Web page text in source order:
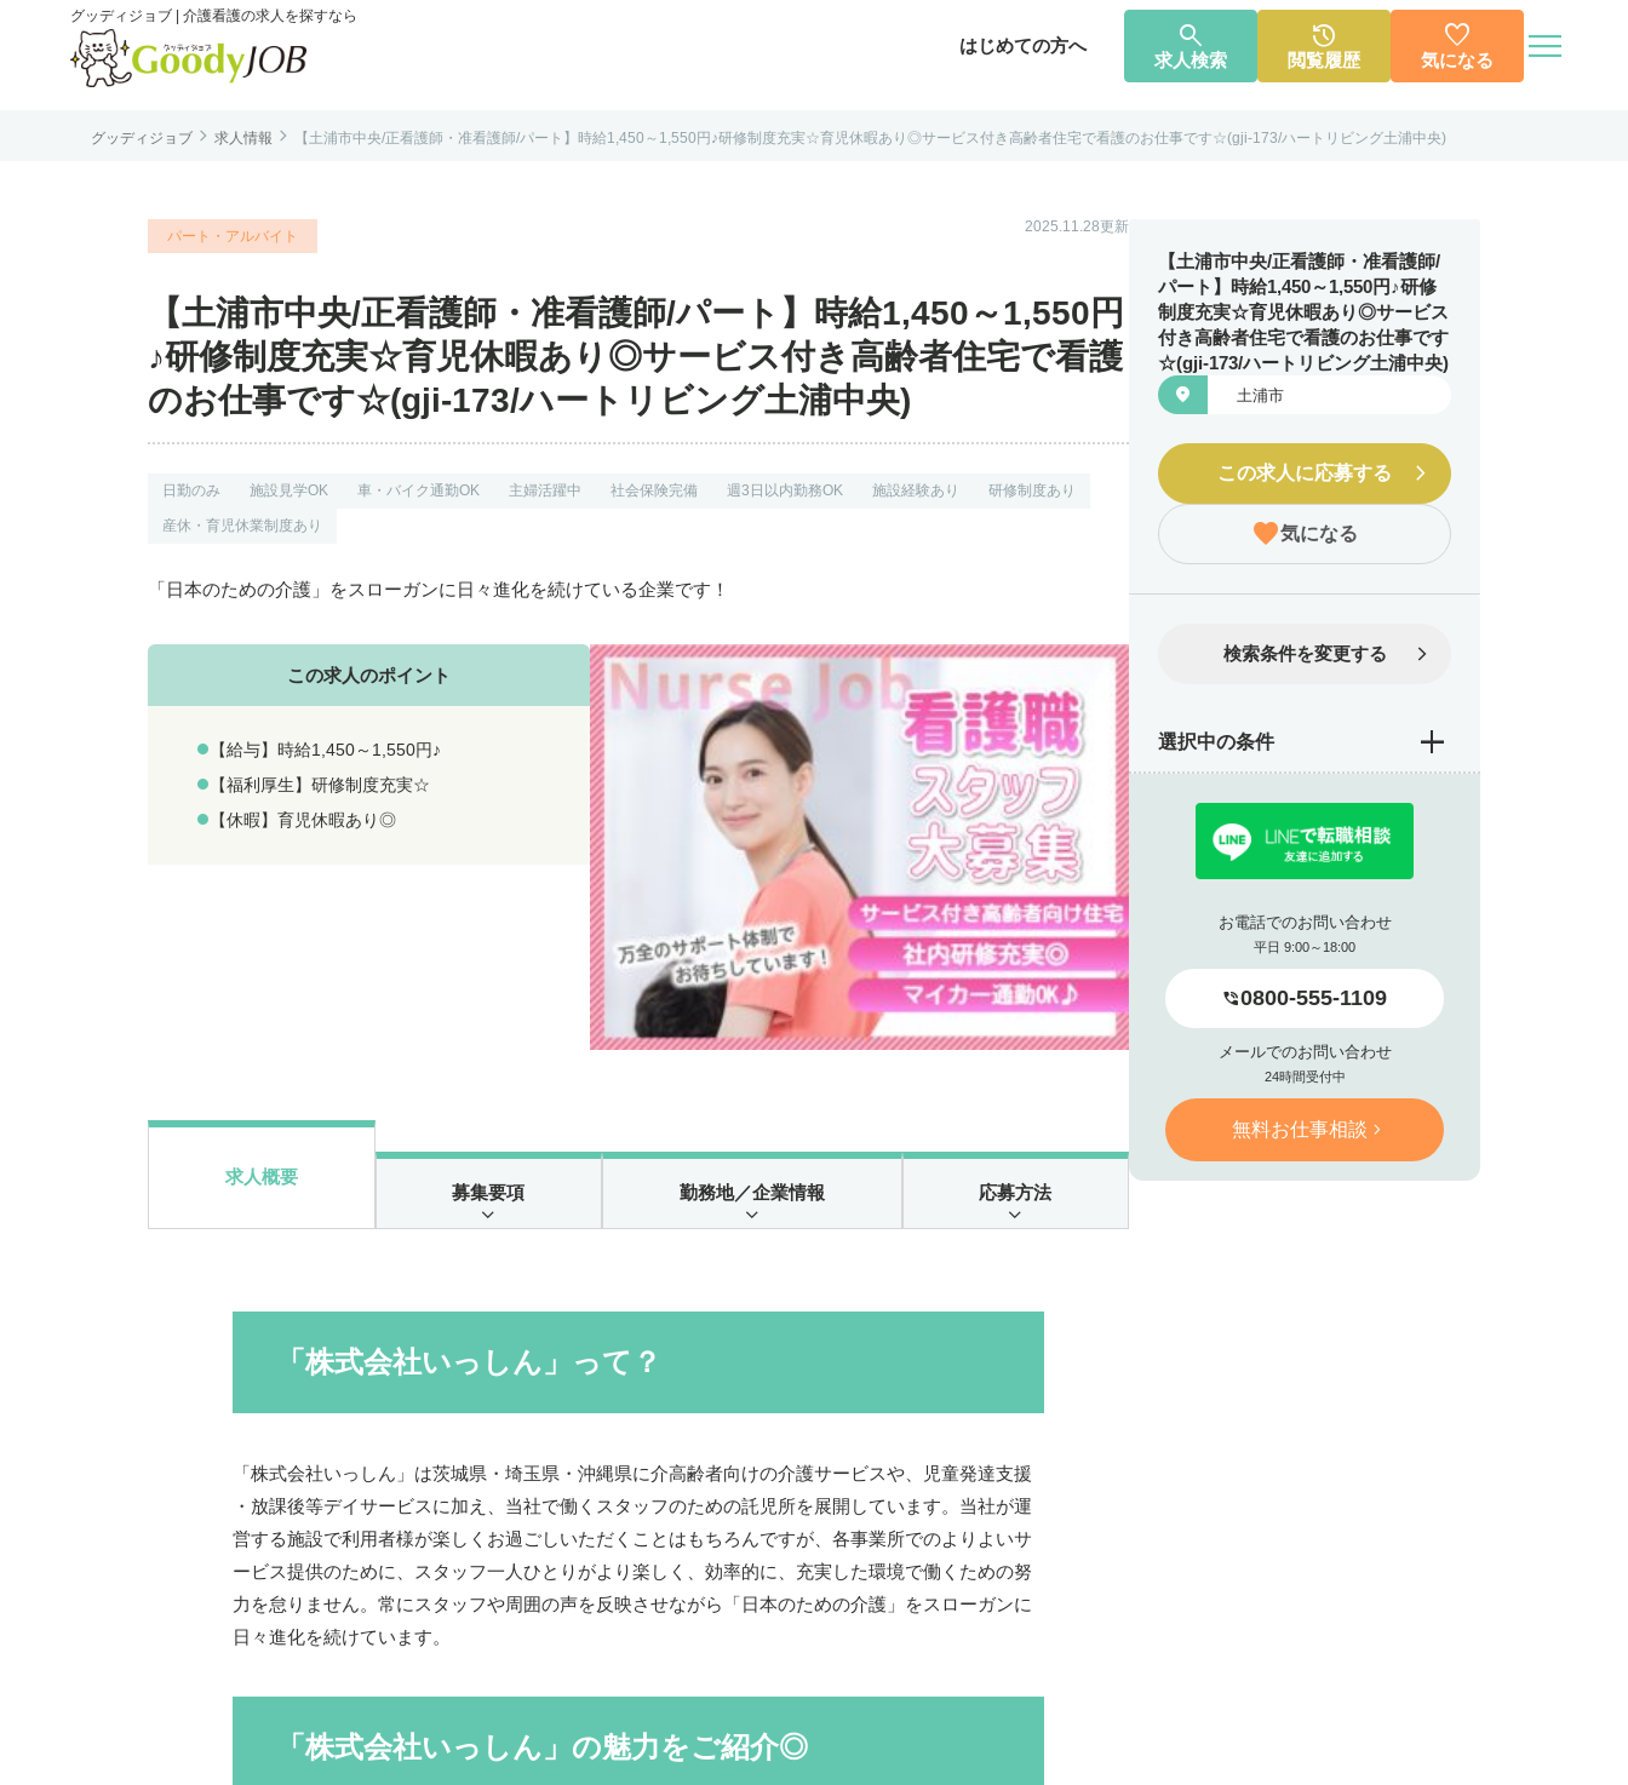
グッディジョブ | 介護看護の求人を探すなら
はじめての方へ 
求人検索

閲覧履歴

気になる 
はじめての方へ よくあるご質問 転職お役立ち情報 運営会社案内 個人情報保護方針 利用規約 お知らせ
グッディジョブ  求人情報  【土浦市中央/正看護師・准看護師/パート】時給1,450～1,550円♪研修制度充実☆育児休暇あり◎サービス付き高齢者住宅で看護のお仕事です☆(gji-173/ハートリビング土浦中央)
2025.11.28更新
パート・アルバイト
【土浦市中央/正看護師・准看護師/パート】時給1,450～1,550円
♪研修制度充実☆育児休暇あり◎サービス付き高齢者住宅で看護
のお仕事です☆(gji-173/ハートリビング土浦中央)
日勤のみ 施設見学OK 車・バイク通勤OK 主婦活躍中 社会保険完備 週3日以内勤務OK 施設経験あり 研修制度あり
産休・育児休業制度あり
「日本のための介護」をスローガンに日々進化を続けている企業です！
この求人のポイント
【給与】時給1,450～1,550円♪
【福利厚生】研修制度充実☆
【休暇】育児休暇あり◎
求人概要
募集要項 勤務地／企業情報 応募方法
「株式会社いっしん」って？
「株式会社いっしん」は茨城県・埼玉県・沖縄県に介高齢者向けの介護サービスや、児童発達支援
・放課後等デイサービスに加え、当社で働くスタッフのための託児所を展開しています。当社が運
営する施設で利用者様が楽しくお過ごしいただくことはもちろんですが、各事業所でのよりよいサ
ービス提供のために、スタッフ一人ひとりがより楽しく、効率的に、充実した環境で働くための努
力を怠りません。常にスタッフや周囲の声を反映させながら「日本のための介護」をスローガンに
日々進化を続けています。
「株式会社いっしん」の魅力をご紹介◎
【土浦市中央/正看護師・准看護師/
パート】時給1,450～1,550円♪研修
制度充実☆育児休暇あり◎サービス
付き高齢者住宅で看護のお仕事です
☆(gji-173/ハートリビング土浦中央)
 土浦市
この求人に応募する
気になる
検索条件を変更する
選択中の条件
お電話でのお問い合わせ
平日 9:00～18:00
0800-555-1109
メールでのお問い合わせ
24時間受付中
無料お仕事相談